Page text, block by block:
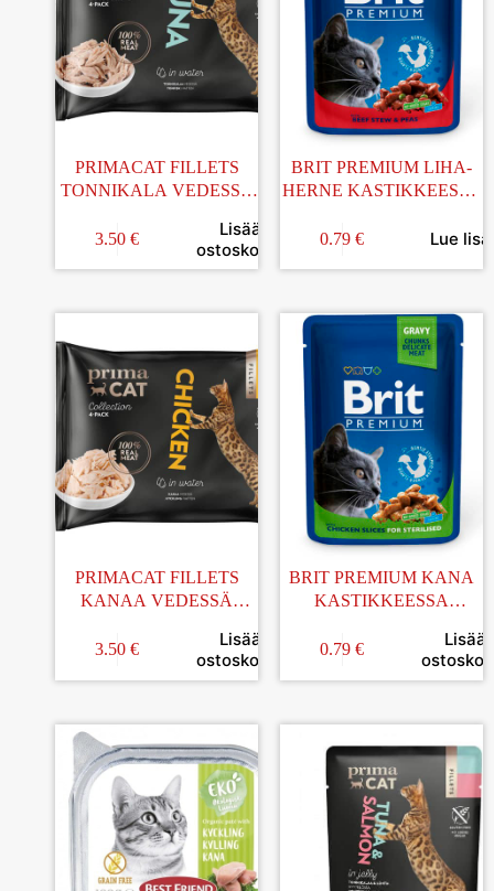
PRIMACAT FILLETS
TONNIKALA VEDESSÄ
3.50 €
Lisää
ostoskoriin
BRIT PREMIUM LIHA-
HERNE KASTIKKEESSA
100G
0.79 € Lue
PRIMACAT FILLETS
KANAA VEDESSÄ
3.50 €
Lisää
ostoskoriin
BRIT PREMIUM KANA
KASTIKKEESSA
KISSOILLE 100G
0.79 €
Lisää